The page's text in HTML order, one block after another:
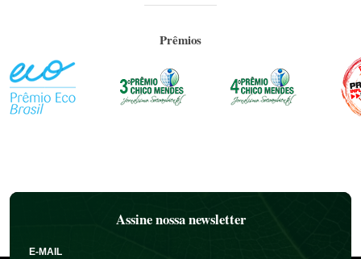
Prêmios
Assine nossa newsletter
E-MAIL